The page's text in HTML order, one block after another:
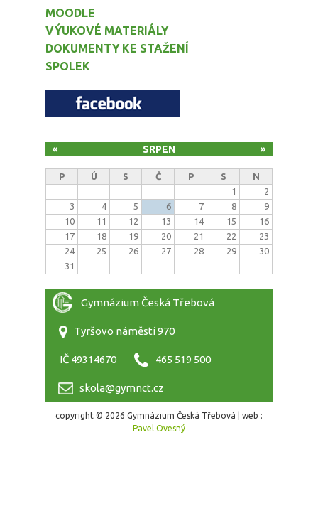
MOODLE
VÝUKOVÉ MATERIÁLY
DOKUMENTY KE STAŽENÍ
SPOLEK
SRPEN
« »
P Ú S Č P S
N
1
2
3
4 5 6 7 8
9
10
11 12 13 14 15
16
17
18 19 20 21 22
23
24
25 26 27 28 29
30
31
Gymnázium Česká Třebová
Tyršovo náměstí 970
IČ 49314670 465 519 500
skola@gymnct.cz
copyright © 2026 Gymnázium Česká Třebová | web :
Pavel Ovesný